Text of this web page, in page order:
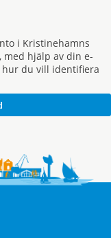
i Kristinehamns
med hjälp av din e-
hur du vill identifiera